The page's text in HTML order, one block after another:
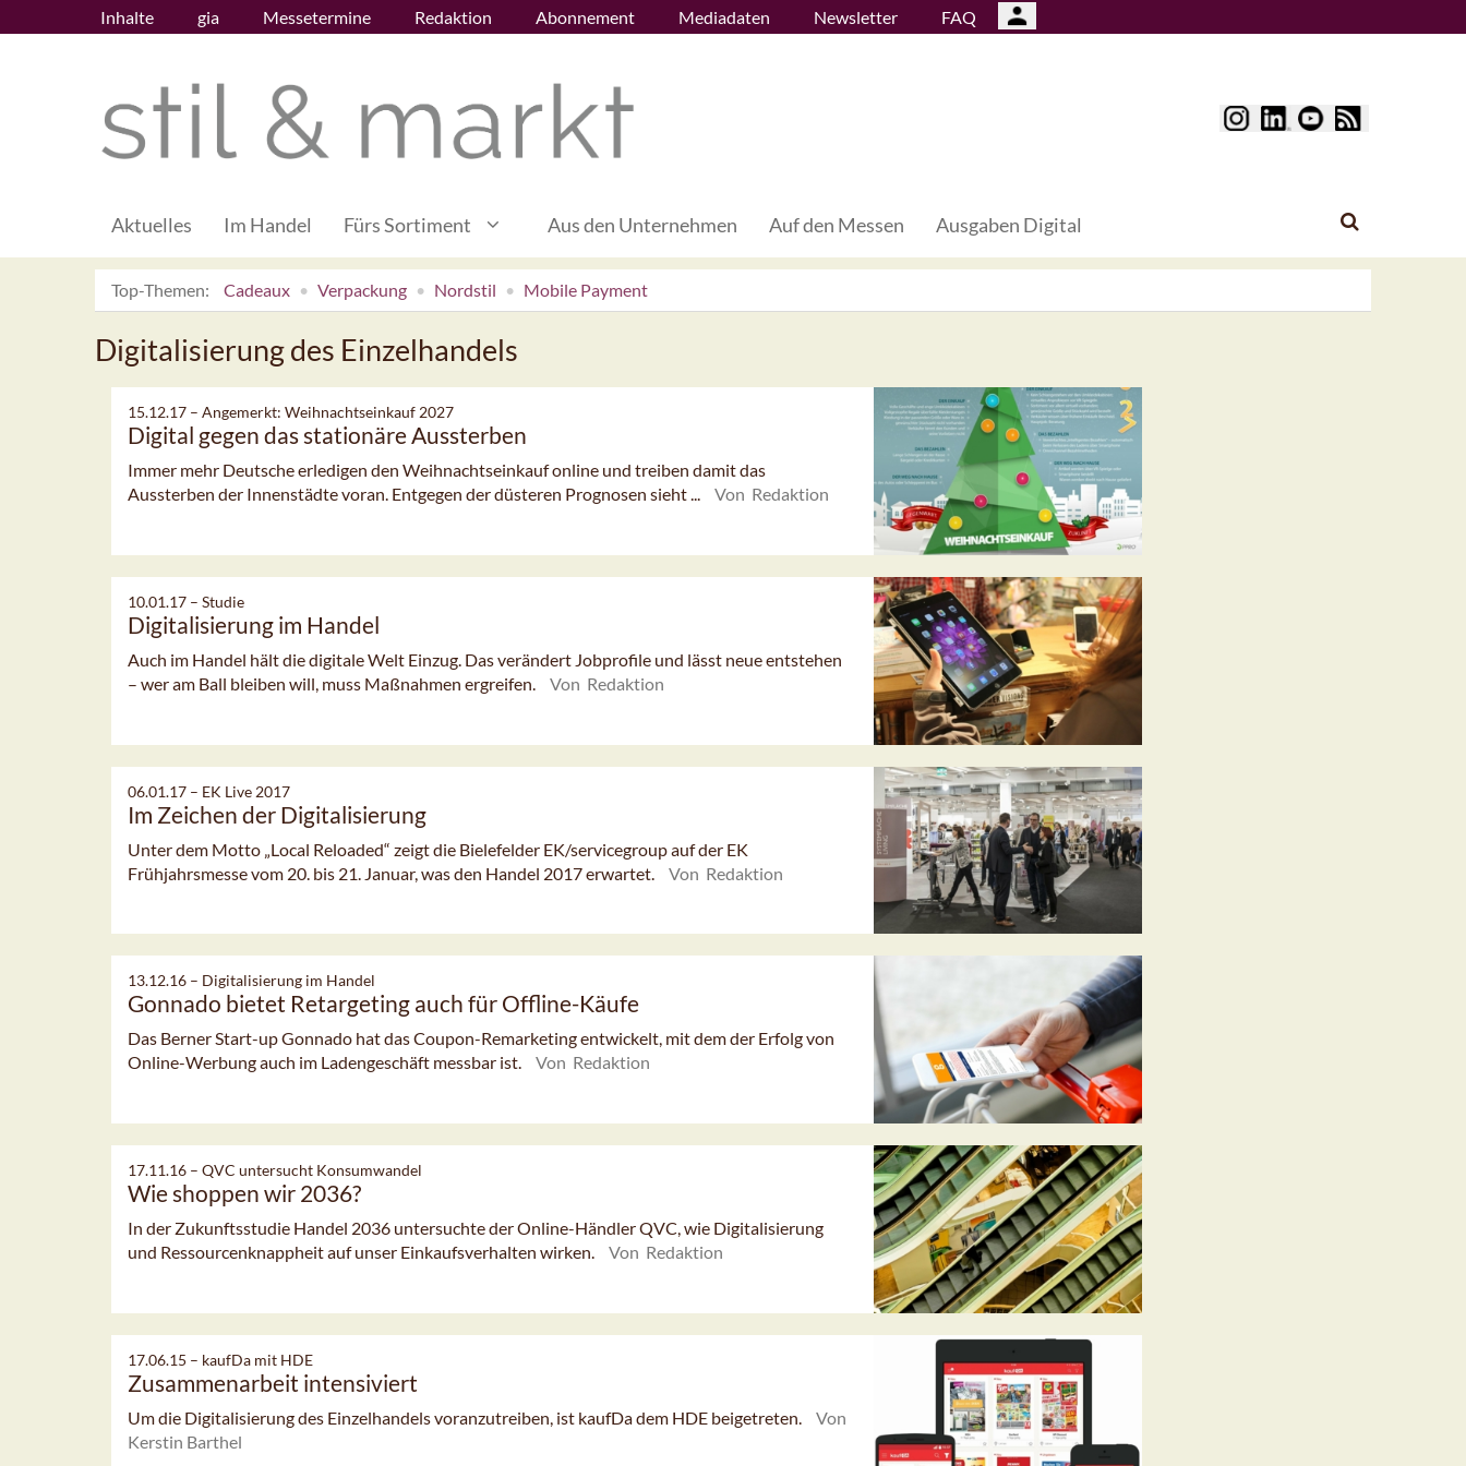
Inhalte gia Messetermine Redaktion Abonnement Mediadaten Newsletter FAQ
Aktuelles Im Handel Fürs Sortiment Aus den Unternehmen Auf den Messen Ausgaben Digital
Top-Themen: Cadeaux Verpackung Nordstil Mobile Payment
Digitalisierung des Einzelhandels
15.12.17 – Angemerkt: Weihnachtseinkauf 2027
Digital gegen das stationäre Aussterben
Immer mehr Deutsche erledigen den Weihnachtseinkauf online und treiben damit das
Aussterben der Innenstädte voran. Entgegen der düsteren Prognosen sieht ...
Von Redaktion
10.01.17 – Studie
Digitalisierung im Handel
Auch im Handel hält die digitale Welt Einzug. Das verändert Jobprofile und lässt neue entstehen
– wer am Ball bleiben will, muss Maßnahmen ergreifen.
Von Redaktion
06.01.17 – EK Live 2017
Im Zeichen der Digitalisierung
Unter dem Motto „Local Reloaded“ zeigt die Bielefelder EK/servicegroup auf der EK
Frühjahrsmesse vom 20. bis 21. Januar, was den Handel 2017 erwartet.
Von Redaktion
13.12.16 – Digitalisierung im Handel
Gonnado bietet Retargeting auch für Offline-Käufe
Das Berner Start-up Gonnado hat das Coupon-Remarketing entwickelt, mit dem der Erfolg von
Online-Werbung auch im Ladengeschäft messbar ist.
Von Redaktion
17.11.16 – QVC untersucht Konsumwandel
Wie shoppen wir 2036?
In der Zukunftsstudie Handel 2036 untersuchte der Online-Händler QVC, wie Digitalisierung
und Ressourcenknappheit auf unser Einkaufsverhalten wirken.
Von Redaktion
17.06.15 – kaufDa mit HDE
Zusammenarbeit intensiviert
Um die Digitalisierung des Einzelhandels voranzutreiben, ist kaufDa dem HDE beigetreten.
Von
Kerstin Barthel